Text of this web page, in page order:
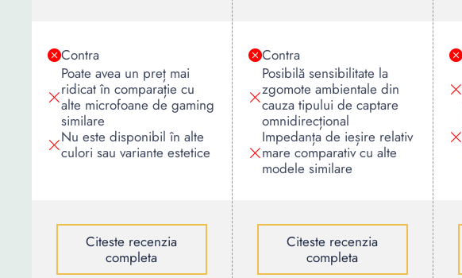
Contra
Poate avea un preț mai
ridicat în comparație cu
alte microfoane de gaming
similare
Nu este disponibil în alte
culori sau variante estetice
Citeste recenzia
completa
Contra
Posibilă sensibilitate la
zgomote ambientale din
cauza tipului de captare
omnidirecțional
Impedanța de ieșire relativ
mare comparativ cu alte
modele similare
Citeste recenzia
completa